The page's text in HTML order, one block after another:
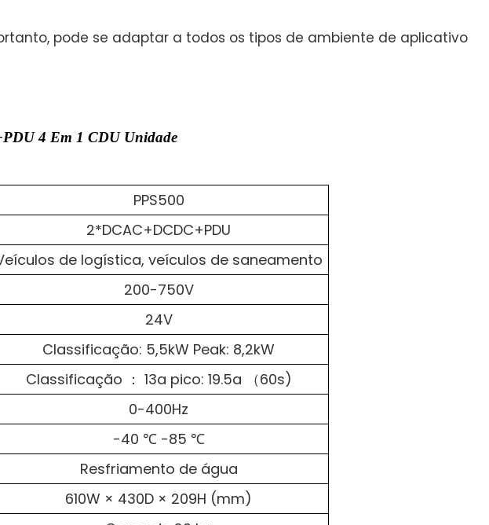
pode se adaptar a todos os tipos de ambiente de aplicativo
4 Em 1 CDU Unidade
PPS500
2*DCAC+DCDC+PDU
de logística, veículos de saneamento
200-750V
24V
Classificação: 5,5kW Peak: 8,2kW
Classificação ： 13a pico: 19.5a （60s)
0-400Hz
-40 ℃ -85 ℃
Resfriamento de água
610W × 430D × 209H (mm)